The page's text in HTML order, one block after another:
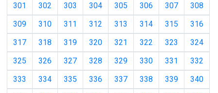
301
302 303 304 305 306 307
308
309
310 311 312 313 314 315
316
317
318 319 320 321 322 323
324
325
326 327 328 329 330 331
332
333
334 335 336 337 338 339
340